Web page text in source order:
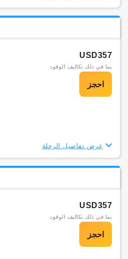
USD357
بما في ذلك تكاليف الوقود
عرض تفاصيل الرحلة
USD357
بما في ذلك تكاليف الوقود